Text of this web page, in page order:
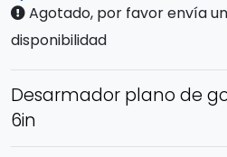
Agotado, por favor envía
disponibilidad
Desarmador plano de
6in